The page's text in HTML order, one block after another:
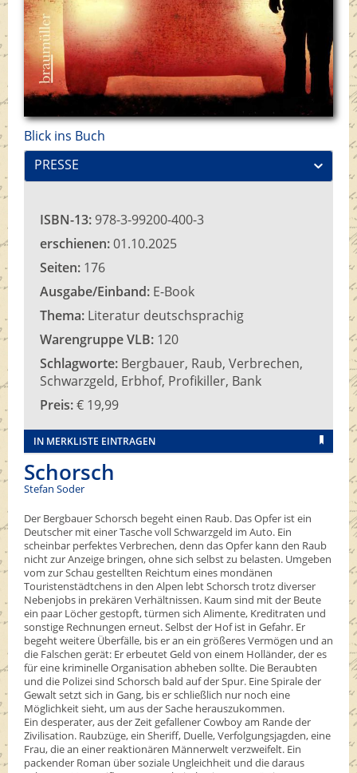
Blick ins Buch
PRESSE
ISBN-13: 978-3-99200-400-3
erschienen:01.10.2025
Seiten: 176
Ausgabe/Einband: E-Book
Thema: Literatur deutschsprachig
Warengruppe VLB: 120
Schlagworte: Bergbauer, Raub, Verbrechen,
Schwarzgeld, Erbhof, Profikiller, Bank
Preis:€ 19,99
IN MERKLISTE EINTRAGEN
Schorsch
Stefan Soder
Der Bergbauer Schorsch begeht einen Raub. Das Opfer ist ein
Deutscher mit einer Tasche voll Schwarzgeld im Auto. Ein
scheinbar perfektes Verbrechen, denn das Opfer kann den Raub
nicht zur Anzeige bringen, ohne sich selbst zu belasten. Umgeben
vom zur Schau gestellten Reichtum eines mondänen
Touristenstädtchens in den Alpen lebt Schorsch trotz diverser
Nebenjobs in prekären Verhältnissen. Kaum sind mit der Beute
ein paar Löcher gestopft, türmen sich Alimente, Kreditraten und
sonstige Rechnungen erneut. Selbst der Hof ist in Gefahr. Er
begeht weitere Überfälle, bis er an ein größeres Vermögen und an
die Falschen gerät: Er erbeutet Geld von einem Holländer, der es
für eine kriminelle Organisation abheben sollte. Die Beraubten
und die Polizei sind Schorsch bald auf der Spur. Eine Spirale der
Gewalt setzt sich in Gang, bis er schließlich nur noch eine
Möglichkeit sieht, um aus der Sache herauszukommen.
Ein desperater, aus der Zeit gefallener Cowboy am Rande der
Zivilisation. Raubzüge, ein Sheriff, Duelle, Verfolgungsjagden, eine
Frau, die an einer reaktionären Männerwelt verzweifelt. Ein
packender Roman über soziale Ungleichheit und die daraus